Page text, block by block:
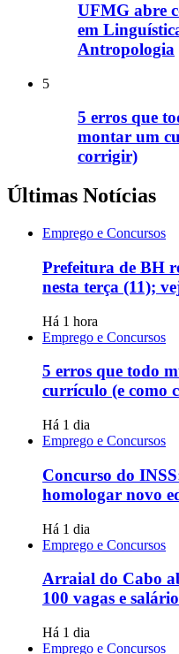
UFMG abre
em
Antropologia
5
5 erros que
montar um
corrigir)
Últimas Notícias
Emprego e Concursos
Prefeitura de BH
nesta terça (11);
Há 1 hora
Emprego e Concursos
5 erros que todo
currículo (e como
Há 1 dia
Emprego e Concursos
Concurso do
homologar novo
Há 1 dia
Emprego e Concursos
Arraial do Cabo
100 vagas e
Há 1 dia
Emprego e Concursos